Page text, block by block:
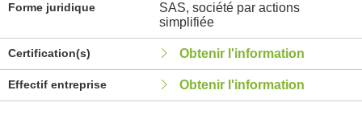
Forme juridique
SAS, société par actions
simplifiée
Certification(s) Obtenir l'information
Effectif entreprise Obtenir l'information